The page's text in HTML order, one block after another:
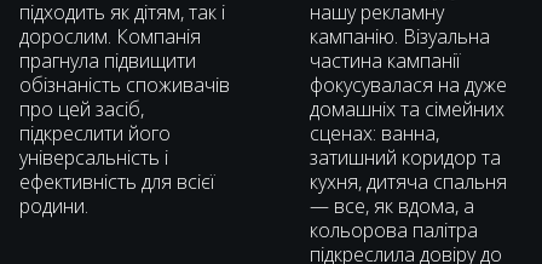
підходить як дітям, так і
дорослим. Компанія
прагнула підвищити
обізнаність споживачів
про цей засіб,
підкреслити його
універсальність і
ефективність для всієї
родини.
нашу рекламну
кампанію. Візуальна
частина кампанії
фокусувалася на дуже
домашніх та сімейних
сценах: ванна,
затишний коридор та
кухня, дитяча спальня
— все, як вдома, а
кольорова палітра
підкреслила довіру до